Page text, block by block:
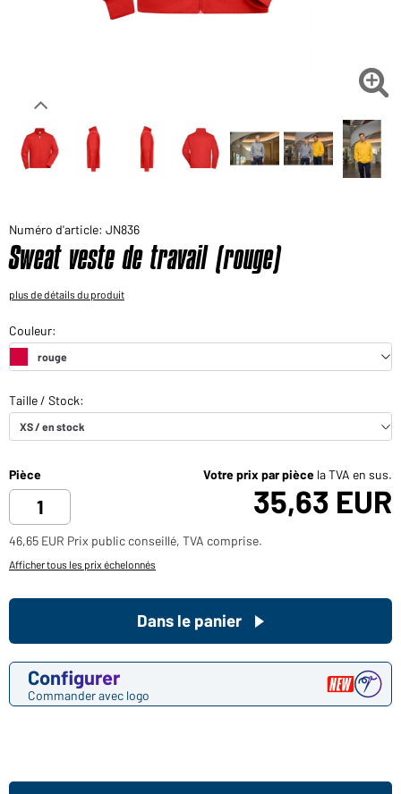
Voudriez-vous acheter des produits pour votre besoin

Numéro d'article: JN836
Sweat veste de travail (rouge)
plus de détails du produit
Pièce Votre prix par pièce la TVA en sus.
35,63 EUR
46,65 EUR Prix public conseillé, TVA comprise.
Afficher tous les prix échelonnés
Configurer
Commander avec logo
Dans le panier